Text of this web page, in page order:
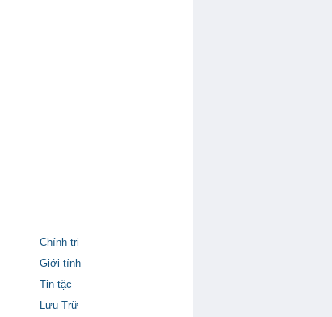
Chính trị
Giới tính
Tin tặc
Lưu Trữ